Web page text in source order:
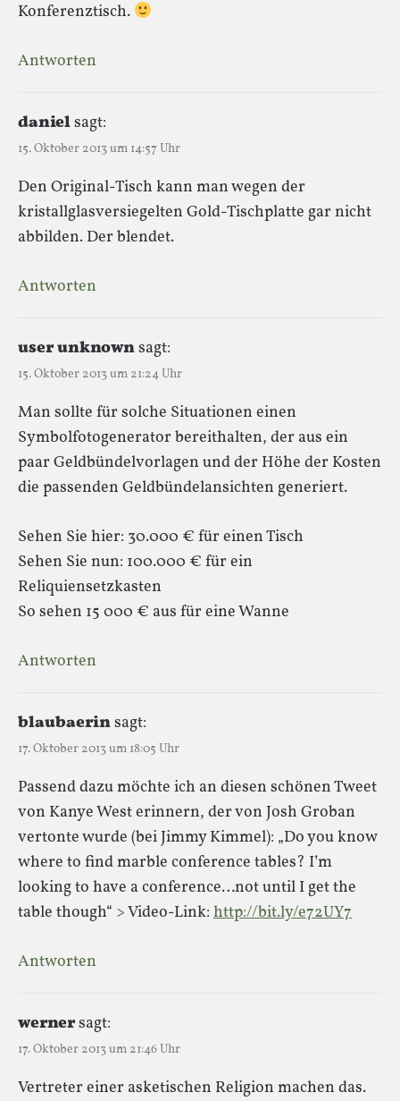
Konferenztisch.
Antworten
danielsagt:
15. Oktober 2013 um 14:57 Uhr
Den Original-Tisch kann man wegen der
kristallglasversiegelten Gold-Tischplatte gar nicht
abbilden. Der blendet.
Antworten
user unknownsagt:
15. Oktober 2013 um 21:24 Uhr
Man sollte für solche Situationen einen
Symbolfotogenerator bereithalten, der aus ein
paar Geldbündelvorlagen und der Höhe der Kosten
die passenden Geldbündelansichten generiert.
Sehen Sie hier: 30.000 € für einen Tisch
Sehen Sie nun: 100.000 € für ein
Reliquiensetzkasten
So sehen 15 000 € aus für eine Wanne
Antworten
blaubaerinsagt:
17. Oktober 2013 um 18:05 Uhr
Passend dazu möchte ich an diesen schönen Tweet
von Kanye West erinnern, der von Josh Groban
vertonte wurde (bei Jimmy Kimmel): „Do you know
where to find marble conference tables? I’m
looking to have a conference…not until I get the
table though“ > Video-Link: http://bit.ly/e72UY7
Antworten
wernersagt:
17. Oktober 2013 um 21:46 Uhr
Vertreter einer asketischen Religion machen das.